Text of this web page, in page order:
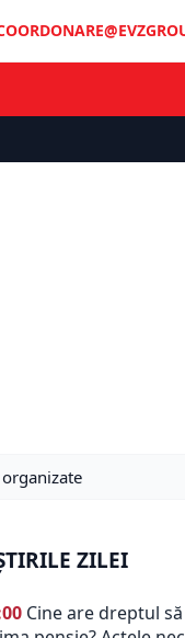
ZILEI
Cine are dreptul